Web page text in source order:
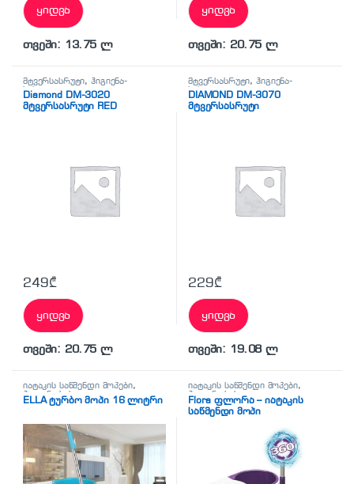
ყიდვა
თვეში: 13.75 ლ
ყიდვა
თვეში: 20.75 ლ
მტვერსასრუტი,ჰიგიენა-
სისუფთავე
Diamond DM-3020
მტვერსასრუტი RED
249₾
ყიდვა
თვეში: 20.75 ლ
მტვერსასრუტი,ჰიგიენა-
სისუფთავე
DIAMOND DM-3070
მტვერსასრუტი
229₾
ყიდვა
თვეში: 19.08 ლ
იატაკის საწმენდი მოპები,
ჰიგიენა-სისუფთავე
ELLA ტურბო მოპი 16 ლიტრი
იატაკის საწმენდი მოპები,
ჰიგიენა-სისუფთავე
Flora ფლორა – იატაკის
საწმენდი მოპი